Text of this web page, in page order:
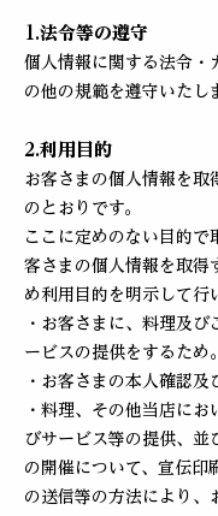
1.法令等の遵守
個人情報に関する法令・
の他の規範を遵守いたし
2.利用目的
お客さまの個人情報を取
のとおりです。
ここに定めのない目的で
客さまの個人情報を取得
め利用目的を明示して行
・お客さまに、料理及
ービスの提供をするため。
・お客さまの本人確認及
・料理、その他当店に
びサービス等の提供、並
の開催について、宣伝印
の送信等の方法により、